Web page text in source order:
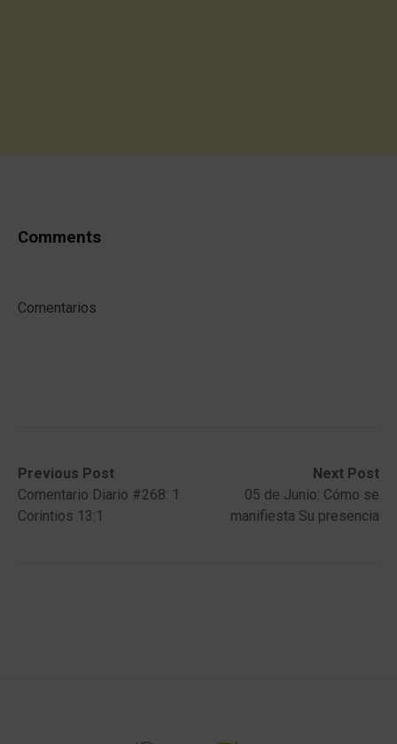
Comments
Comentarios
Post
navigation
Previous Post
Previous
post:Comentario Diario #268: 1
Corintios 13:1
Next Post
Next
post:
05 de Junio: Cómo se
manifiesta Su presencia